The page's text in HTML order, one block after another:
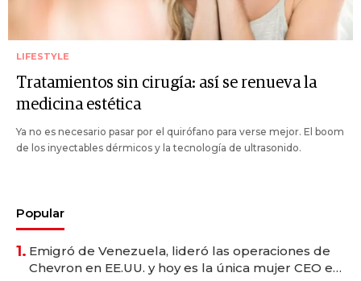
LIFESTYLE
Tratamientos sin cirugía: así se renueva la
medicina estética
Ya no es necesario pasar por el quirófano para verse mejor. El boom
de los inyectables dérmicos y la tecnología de ultrasonido.
Popular
1. Emigró de Venezuela, lideró las operaciones de
Chevron en EE.UU. y hoy es la única mujer CEO en